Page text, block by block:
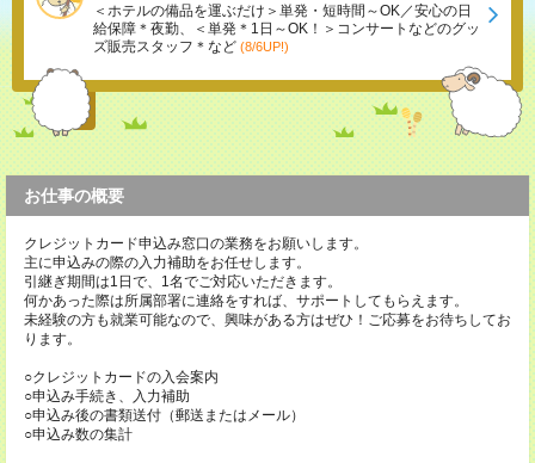
＜ホテルの備品を運ぶだけ＞単発・短時間～OK／安心の日
給保障＊夜勤、＜単発＊1日～OK！＞コンサートなどのグッ
ズ販売スタッフ＊など (8/6UP!)
お仕事の概要
クレジットカード申込み窓口の業務をお願いします。
主に申込みの際の入力補助をお任せします。
引継ぎ期間は1日で、1名でご対応いただきます。
何かあった際は所属部署に連絡をすれば、サポートしてもらえます。
未経験の方も就業可能なので、興味がある方はぜひ！ご応募をお待ちしてお
ります。
○クレジットカードの入会案内
○申込み手続き、入力補助
○申込み後の書類送付（郵送またはメール）
○申込み数の集計